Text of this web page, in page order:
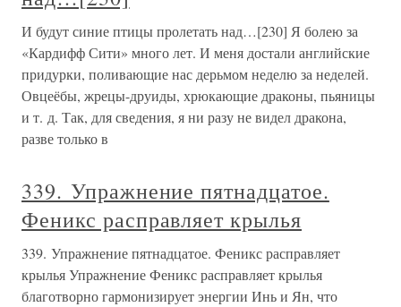
И будут синие птицы пролетать над…[230] Я болею за
«Кардифф Сити» много лет. И меня достали английские
придурки, поливающие нас дерьмом неделю за неделей.
Овцеёбы, жрецы-друиды, хрюкающие драконы, пьяницы
и т. д. Так, для сведения, я ни разу не видел дракона,
разве только в
339. Упражнение пятнадцатое.
Феникс расправляет крылья
339. Упражнение пятнадцатое. Феникс расправляет
крылья Упражнение Феникс расправляет крылья
благотворно гармонизирует энергии Инь и Ян, что